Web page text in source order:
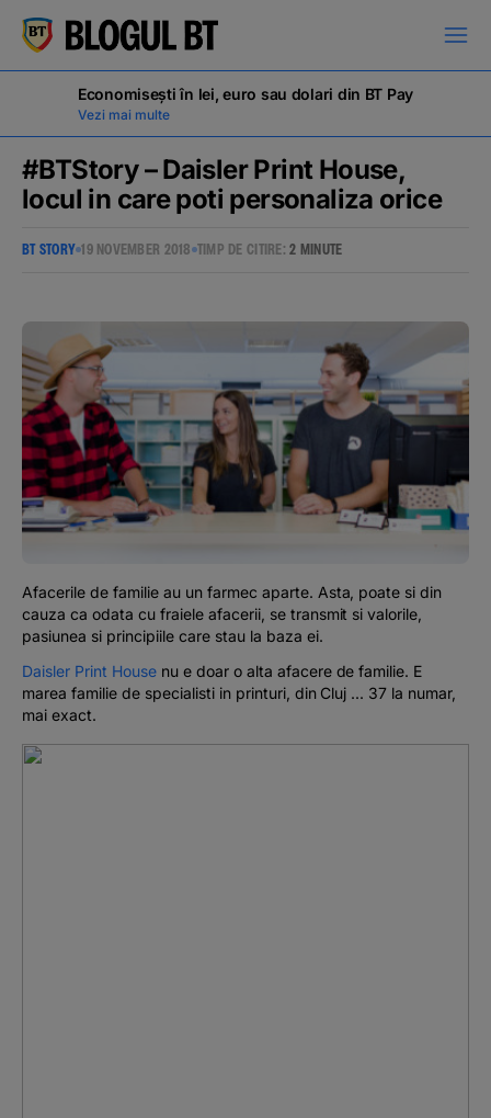
кириллица
Campanii
BT Pay
Evenimente
Podcast
Pentru antreprenori
Banking, pe relaxare
Economisești în lei, euro sau dolari din BT Pay
Vezi mai multe
#BTStory – Daisler Print House,
locul in care poti personaliza orice
BT STORY 19 NOVEMBER 2018 TIMP DE CITIRE:2 MINUTE
Afacerile de familie au un farmec aparte. Asta, poate si din
cauza ca odata cu fraiele afacerii, se transmit si valorile,
pasiunea si principiile care stau la baza ei.
Daisler Print Housenu e doar o alta afacere de familie. E
marea familie de specialisti in printuri, din Cluj ... 37 la numar,
mai exact.